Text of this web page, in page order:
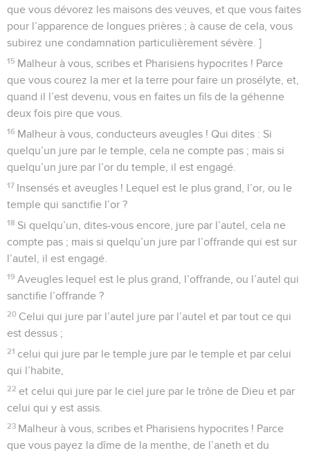
que vous dévorez les maisons des veuves, et que vous faites
pour l’apparence de longues prières ; à cause de cela, vous
subirez une condamnation particulièrement sévère. ]
15 Malheur à vous, scribes et Pharisiens hypocrites ! Parce
que vous courez la mer et la terre pour faire un prosélyte, et,
quand il l’est devenu, vous en faites un fils de la géhenne
deux fois pire que vous.
16 Malheur à vous, conducteurs aveugles ! Qui dites : Si
quelqu’un jure par le temple, cela ne compte pas ; mais si
quelqu’un jure par l’or du temple, il est engagé.
17 Insensés et aveugles ! Lequel est le plus grand, l’or, ou le
temple qui sanctifie l’or ?
18 Si quelqu’un, dites-vous encore, jure par l’autel, cela ne
compte pas ; mais si quelqu’un jure par l’offrande qui est sur
l’autel, il est engagé.
19 Aveugles lequel est le plus grand, l’offrande, ou l’autel qui
sanctifie l’offrande ?
20 Celui qui jure par l’autel jure par l’autel et par tout ce qui
est dessus ;
21 celui qui jure par le temple jure par le temple et par celui
qui l’habite,
22 et celui qui jure par le ciel jure par le trône de Dieu et par
celui qui y est assis.
23 Malheur à vous, scribes et Pharisiens hypocrites ! Parce
que vous payez la dîme de la menthe, de l’aneth et du